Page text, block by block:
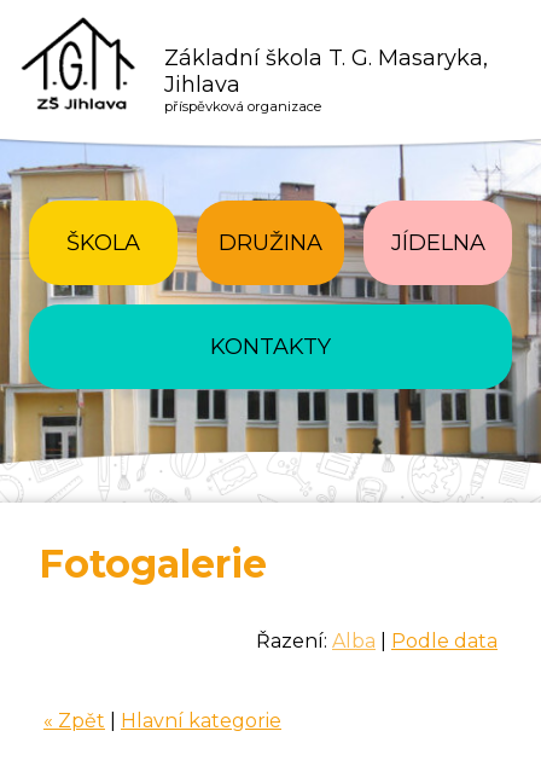
Základní škola T. G. Masaryka,
Jihlava
příspěvková organizace
ŠKOLA DRUŽINA JÍDELNA
KONTAKTY
Fotogalerie
Řazení: Alba Podle data
« Zpět Hlavní kategorie